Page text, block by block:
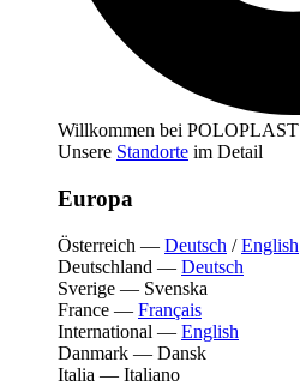
Willkommen bei POLOPLAST
Unsere Standorte im Detail
Europa
Österreich — Deutsch /English
Deutschland — Deutsch
Sverige — Svenska
France — Français
International — English
Danmark — Dansk
Italia — Italiano